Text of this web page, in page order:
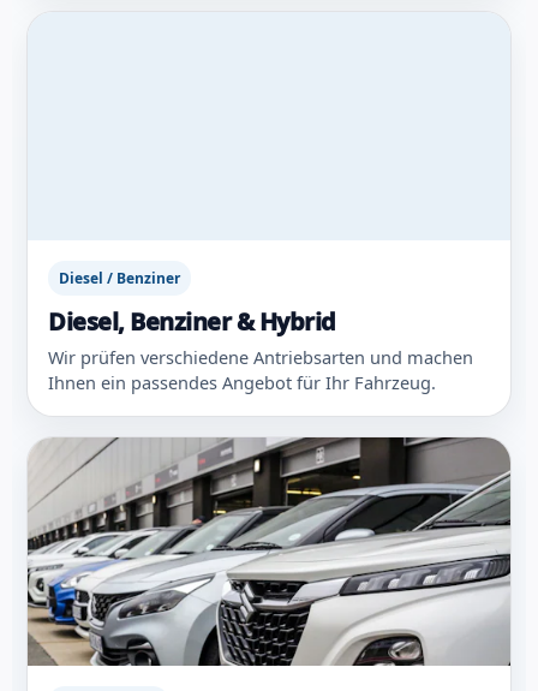
Diesel / Benziner
Diesel, Benziner & Hybrid
Wir prüfen verschiedene Antriebsarten und machen
Ihnen ein passendes Angebot für Ihr Fahrzeug.